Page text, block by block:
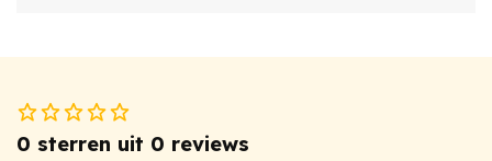
0 sterren uit 0 reviews